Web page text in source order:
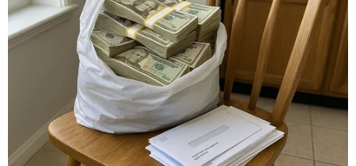
16/10/2020 07:57
Theo dõi VietnamPlus
Kể từ ngày xảy ra sự cố sạt lở đất tại thủy điện Rào